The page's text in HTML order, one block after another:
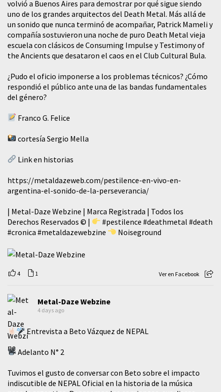
volvió a Buenos Aires para demostrar por qué sigue siendo
uno de los grandes arquitectos del Death Metal. Más allá de
un sonido que nunca terminó de acompañar, Patrick Mameli y
compañía sostuvieron una noche de puro Death Metal vieja
escuela con clásicos de Consuming Impulse y Testimony of
the Ancients que desataron el caos en el Club Cultural Bula.
¿Pudo el oficio imponerse a los problemas técnicos? ¿Cómo
respondió el público ante una de las bandas fundamentales
del género?
Franco G. Felice
cortesía Sergio Mella
Link en historias
https://metaldazeweb.com/pestilence-en-vivo-en-
argentina-el-sonido-de-la-perseverancia/
| Metal-Daze Webzine | Marca Registrada | Todos los
Derechos Reservados © |
#pestilence #deathmetal #death
#cronica #metaldazewebzine Noiseground
4 1 Ver en Facebook
Metal-Daze Webzine
4 days ago
Entrevista a Beto Vázquez de NEPAL
Adelanto N° 2
Tuvimos el gusto de conversar con Beto sobre el impacto
indiscutible de NEPAL Oficial en la historia de la música